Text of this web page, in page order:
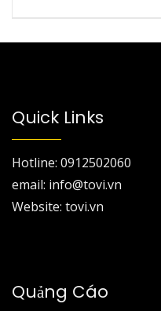
Quick Links
Hotline: 0912502060
email: info@tovi.vn
Website: tovi.vn
Quảng Cáo